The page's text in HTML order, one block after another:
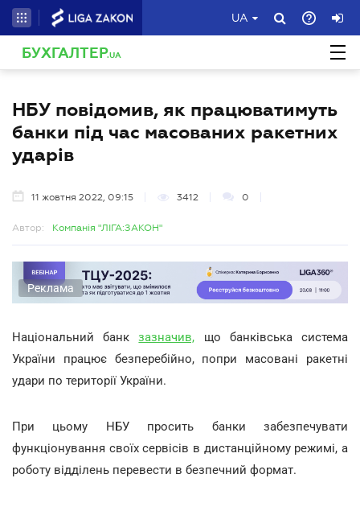
UA
БУХГАЛТЕР.UA
НБУ повідомив, як працюватимуть
банки під час масованих ракетних
ударів
11 жовтня 2022, 09:15 3412 0
Автор: Компанія "ЛІГА:ЗАКОН"
Реклама
Національний банкзазначив, що банківська система
України працює безперебійно, попри масовані ракетні
удари по території України.
При цьому НБУ просить банки забезпечувати
функціонування своїх сервісів в дистанційному режимі, а
роботу відділень перевести в безпечний формат.